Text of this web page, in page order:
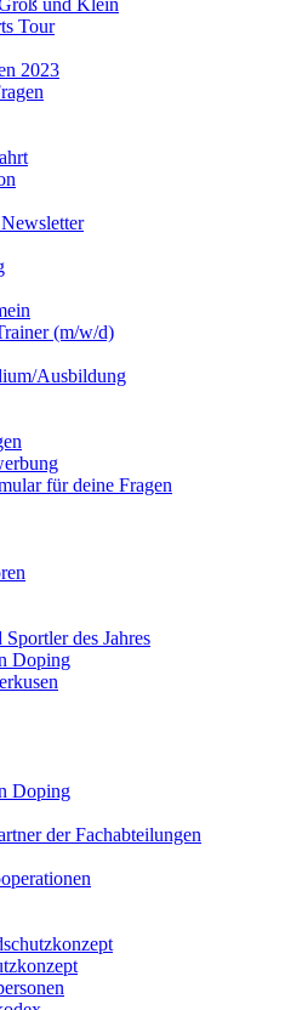
Tour
2023
(m/w/d)
Ausbildung
für deine Fragen
des Jahres
Doping
Doping
der Fachabteilungen